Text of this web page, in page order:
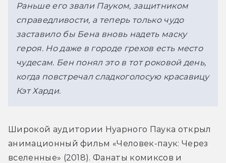
Раньше его звали Пауком, защитником
справедливости, а теперь только чудо
заставило бы Бена вновь надеть маску
героя. Но даже в городе грехов есть место
чудесам. Бен понял это в тот роковой день,
когда повстречал сладкоголосую красавицу
Кэт Харди.
Широкой аудитории Нуарного Паука открыл
анимационный фильм «Человек-паук: Через
вселенные» (2018). Фанаты комиксов и